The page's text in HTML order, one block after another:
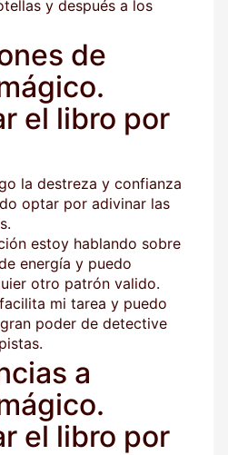
y después a los
de
el libro por
la destreza y confianza
optar por adivinar las
estoy hablando sobre
energía y puedo
otro patrón valido.
mi tarea y puedo
poder de detective
a
el libro por